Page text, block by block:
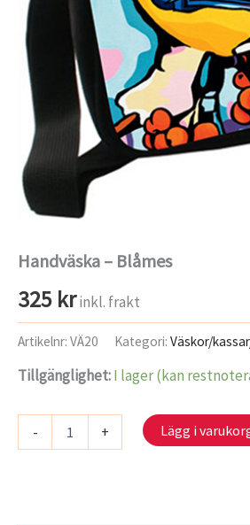
Handväska – Blåmes
325 krinkl. frakt
Artikelnr: VÄ20 Kategori: Väskor/
Tillgänglighet:I lager (kan
- + Lägg i